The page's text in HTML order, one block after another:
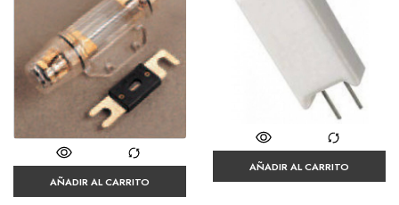
AÑADIR AL CARRITO
AÑADIR AL CARRITO